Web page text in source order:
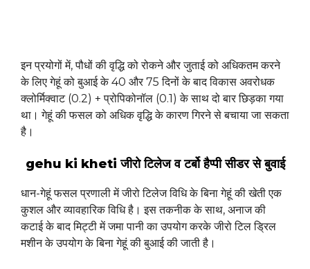
इन प्रयोगों में, पौधों की वृद्धि को रोकने और जुताई को अधिकतम करने
के लिए गेहूं को बुआई के 40 और 75 दिनों के बाद विकास अवरोधक
क्लोर्मिक्वाट (0.2) + प्रोपिकोनॉल (0.1) के साथ दो बार छिड़का गया
था। गेहूं की फसल को अधिक वृद्धि के कारण गिरने से बचाया जा सकता
है।
gehu ki kheti जीरो टिलेज व टर्बो हैप्पी सीडर से बुवाई
धान-गेहूं फसल प्रणाली में जीरो टिलेज विधि के बिना गेहूं की खेती एक
कुशल और व्यावहारिक विधि है। इस तकनीक के साथ, अनाज की
कटाई के बाद मिट्टी में जमा पानी का उपयोग करके जीरो टिल ड्रिल
मशीन के उपयोग के बिना गेहूं की बुआई की जाती है।